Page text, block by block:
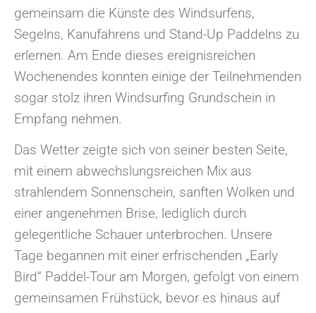
gemeinsam die Künste des Windsurfens,
Segelns, Kanufahrens und Stand-Up Paddelns zu
erlernen. Am Ende dieses ereignisreichen
Wochenendes konnten einige der Teilnehmenden
sogar stolz ihren Windsurfing Grundschein in
Empfang nehmen.
Das Wetter zeigte sich von seiner besten Seite,
mit einem abwechslungsreichen Mix aus
strahlendem Sonnenschein, sanften Wolken und
einer angenehmen Brise, lediglich durch
gelegentliche Schauer unterbrochen. Unsere
Tage begannen mit einer erfrischenden „Early
Bird“ Paddel-Tour am Morgen, gefolgt von einem
gemeinsamen Frühstück, bevor es hinaus auf